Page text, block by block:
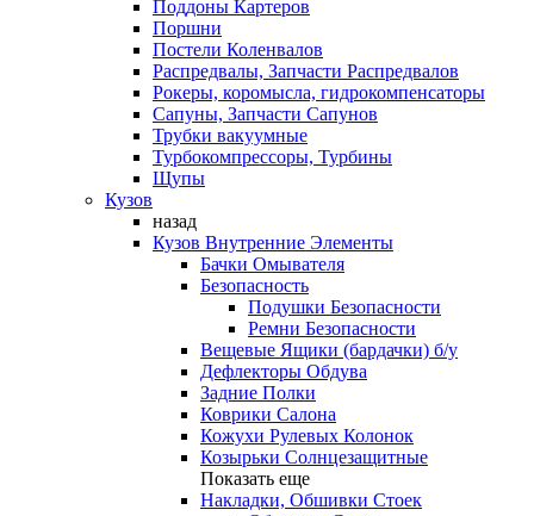
Поддоны Картеров
Поршни
Постели Коленвалов
Распредвалы, Запчасти Распредвалов
Рокеры, коромысла, гидрокомпенсаторы
Сапуны, Запчасти Сапунов
Трубки вакуумные
Турбокомпрессоры, Турбины
Щупы
Кузов
назад
Кузов Внутренние Элементы
Бачки Омывателя
Безопасность
Подушки Безопасности
Ремни Безопасности
Вещевые Ящики (бардачки) б/у
Дефлекторы Обдува
Задние Полки
Коврики Салона
Кожухи Рулевых Колонок
Козырьки Солнцезащитные
Показать еще
Накладки, Обшивки Стоек